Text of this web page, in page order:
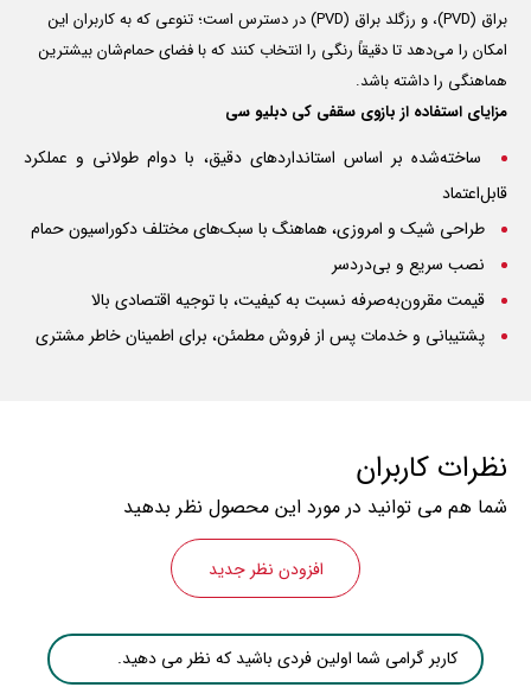
براق (PVD)، و رزگلد براق (PVD) در دسترس است؛ تنوعی که به کاربران این
امکان را می‌دهد تا دقیقاً رنگی را انتخاب کنند که با فضای حمام‌شان بیشترین
هماهنگی را داشته باشد.
مزایای استفاده از بازوی سقفی کی دبلیو سی
ساخته‌شده بر اساس استانداردهای دقیق، با دوام طولانی و عملکرد
قابل‌اعتماد
طراحی شیک و امروزی، هماهنگ با سبک‌های مختلف دکوراسیون حمام
نصب سریع و بی‌دردسر
قیمت مقرون‌به‌صرفه نسبت به کیفیت، با توجیه اقتصادی بالا
پشتیبانی و خدمات پس از فروش مطمئن، برای اطمینان خاطر مشتری
نظرات کاربران
شما هم می توانید در مورد این محصول نظر بدهید
افزودن نظر جدید
کاربر گرامی شما اولین فردی باشید که نظر می دهید.